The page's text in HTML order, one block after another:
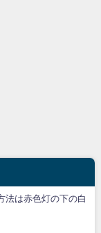
法は赤色灯の下の白